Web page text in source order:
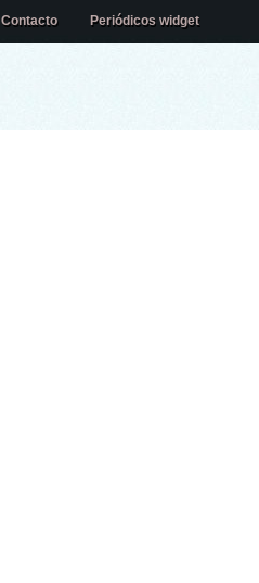
Contacto Periódicos widget